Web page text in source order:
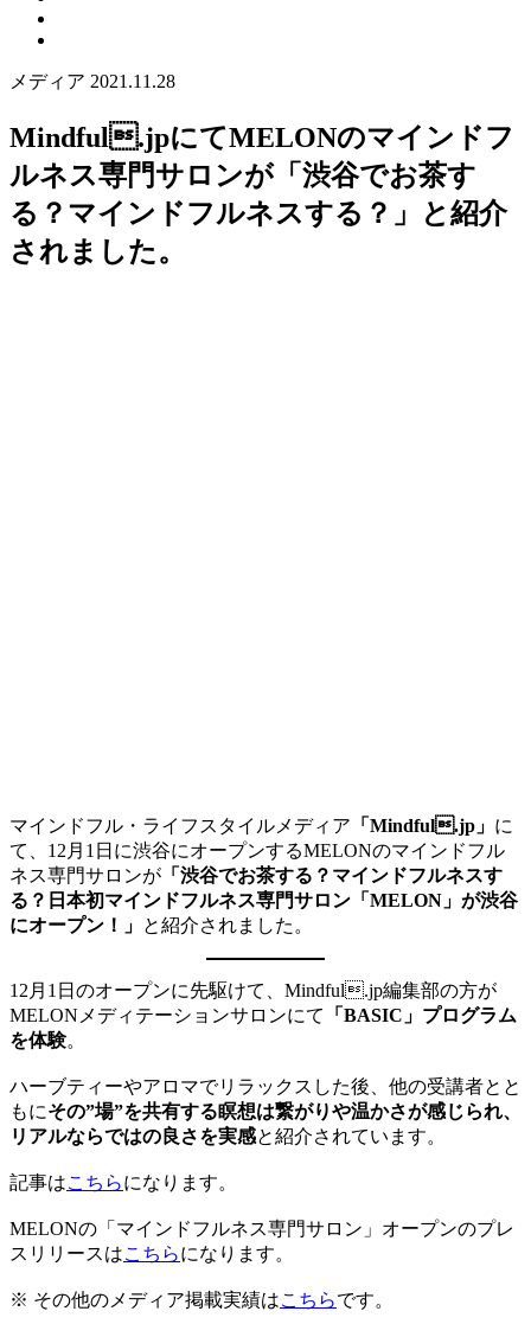
メディア 2021.11.28
Mindful.jpにてMELONのマインドフ
ルネス専門サロンが「渋谷でお茶す
る？マインドフルネスする？」と紹介
されました。
マインドフル・ライフスタイルメディア 「Mindful.jp」 に
て、12月1日に渋谷にオープンするMELONのマインドフル
ネス専門サロンが 「渋谷でお茶する？マインドフルネスす
る？日本初マインドフルネス専門サロン「MELON」が渋谷
にオープン！」 と紹介されました。
12月1日のオープンに先駆けて、Mindful.jp編集部の方が
MELONメディテーションサロンにて
「BASIC」プログラム
を体験。
ハーブティーやアロマでリラックスした後、他の受講者とと
もにその”場”を共有する瞑想は繋がりや温かさが感じられ、
リアルならではの良さを実感と紹介されています。
記事はこちらになります。
MELONの「マインドフルネス専門サロン」オープンのプレ
スリリースはこちらになります。
※ その他のメディア掲載実績はこちらです。